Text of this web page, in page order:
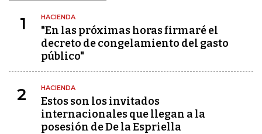
1 HACIENDA
"En las próximas horas firmaré el
decreto de congelamiento del gasto
público"
2 HACIENDA
Estos son los invitados
internacionales que llegan a la
posesión de De la Espriella